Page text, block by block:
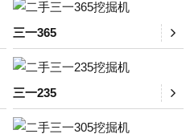
三一365
三一235